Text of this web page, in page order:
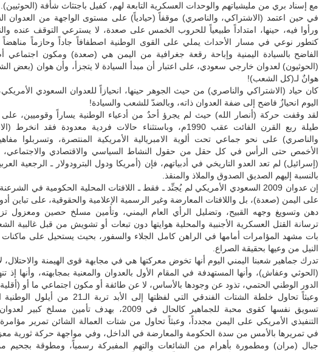
مع إسناد بري من مليشياتهم والوحدات العسكرية التابعة لهم، كفيل باجتثاث شأفة (الحوثيين).
في حين اعتمد (الاشتراكي، والناصري) موقفاً (حيادياً) على مستوى الواجهة من العدوان
ورأوا فيه، حينها، امتداداً طبيعياً للحروب الخمس على صعدة، لا يسترعي التوقف عنده
كتطور نوعي في مسار الأحداث يملي على القوى الوطنية اصطفافاً جاداً وحازماً مناهضاً
الفاضح بالسيادة اليمنية وإباحة رقعة جغرافية من اليمن هي (صعدة) ومكون اجتماعي
(الحوثيون) لعدوان خارجي سعودي، على اعتبار أن مبدأ السيادة لا يتجزأ، وأن هوان (بعض
هوانٌ لـ(كل الشعب)!
كان حياد (الاشتراكي والناصري) من حيث الجوهر حينها، انحيازاً للعدوان السعودي
اليوم انحيازٌ فاضح إلى ضفة العدوان ذاته، وبالضدّ للشعب والسيادة!
لقد وقفت حركة (أنصار الله) حيث لم يجرؤ أحدٌ من أدعياء الوطنية يساراً وقوميين،
طيلة ربع القرن الفائت عقب 1990م، وباستثناء حالات فردية معدودة فقد
والناصري) على نحو جماعي تحت ألوية الامبريالية الأمريكية المنتصرة، وتسربلوا
الأخمص حتى الرأس في كل حقل من حقول النشاط السياسي والاقتصادي والاجتماعي،
(إسرائيل) لم تعد العدو التاريخي في أدبياتهم، فإن (أمريكا ودول البترودولار ـ الرجعية
بالنسبة إليهم الصديق الصدوق والملاذ والمنقذ.
إن عدوان 2009 السعودي الأمريكي لم يُجنِّد ـ فقط ـ اللافتات المحلية الحكومية في
على اليمن (صعدة)، بل واللافتات المعارضة وغير الرسمية الإعلامية والحقوقية، على تباين
دهن وتسويغ وجهه القبيح، وتضليل الرأي العام اليمني، وتأمين مسلخ حصين ومعزول
ترسانة القتل العسكرية الأجنبية والمحلية هوايتها دون تبعات أو تشويش من قبل غالبية
بات مشهد المؤامرات أمامها في الراهن كامل الجلاء والسفور، بحيث يستحيل على ماكنات
النيل من وعيها بحقيقة الصراع.
تدرك جماهير شعبنا اليمني اليوم أنها تخوض معركتها هي في مجابهة قوى الهيمنة والاحتلال،
(الحوثي وعفاش)، وأنها المستهدفة في المقام الأول بالعدوان والمعنية بمجابهته، وأنها إذ
الدور الوطني الحتمي، تذود عن وجودها بالأساس، لا عن طائفة أو مكون اجتماعي ما أو
وعبثاً تحاول خلطة الشتات الفندقي التي لفظتها إلى الأبد تربة
تسويق نفسها كقوى محبة للجماهير كالحال في 2009، بهدف تأمين مسلخ
التنفيذي الأمريكي على اليمن مجدداً، وعبثاً تحاول من شتات العمالة الشائن تمرير
في تمريرها بالأمس من سدة الحكومة والمعارضة في الداخل، وفي مواجهة حركة ثورية
جبال (مران) ومطمورة بأهرام من الشائعات والتهم المفبركة رسمياً، ومطوقة بجحيم